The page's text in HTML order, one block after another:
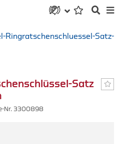
Ringratschenschluessel-Satz-
Satz
Nr. 3300898